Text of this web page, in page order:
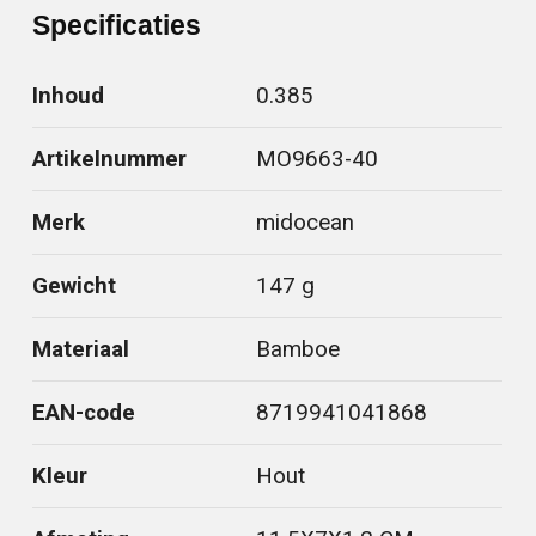
Specificaties
Inhoud 0.385
Artikelnummer MO9663-40
Merk midocean
Gewicht 147 g
Materiaal Bamboe
EAN-code 8719941041868
Kleur Hout